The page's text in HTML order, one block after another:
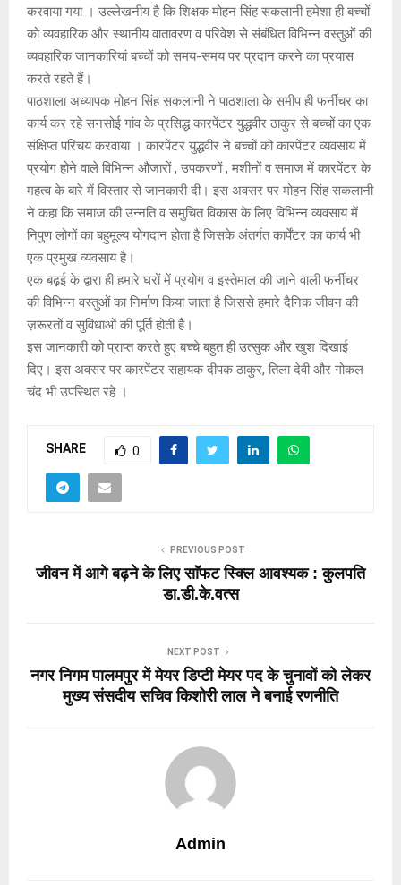
करवाया गया । उल्लेखनीय है कि शिक्षक मोहन सिंह सकलानी हमेशा ही बच्चों
को व्यवहारिक और स्थानीय वातावरण व परिवेश से संबंधित विभिन्न वस्तुओं की
व्यवहारिक जानकारियां बच्चों को समय-समय पर प्रदान करने का प्रयास
करते रहते हैं।
पाठशाला अध्यापक मोहन सिंह सकलानी ने पाठशाला के समीप ही फर्नीचर का
कार्य कर रहे सनसोई गांव के प्रसिद्ध कारपेंटर युद्धवीर ठाकुर से बच्चों का एक
संक्षिप्त परिचय करवाया । कारपेंटर युद्धवीर ने बच्चों को कारपेंटर व्यवसाय में
प्रयोग होने वाले विभिन्न औजारों , उपकरणों , मशीनों व समाज में कारपेंटर के
महत्व के बारे में विस्तार से जानकारी दी। इस अवसर पर मोहन सिंह सकलानी
ने कहा कि समाज की उन्नति व समुचित विकास के लिए विभिन्न व्यवसाय में
निपुण लोगों का बहुमूल्य योगदान होता है जिसके अंतर्गत कार्पेंटर का कार्य भी
एक प्रमुख व्यवसाय है।
एक बढ़ई के द्वारा ही हमारे घरों में प्रयोग व इस्तेमाल की जाने वाली फर्नीचर
की विभिन्न वस्तुओं का निर्माण किया जाता है जिससे हमारे दैनिक जीवन की
ज़रूरतों व सुविधाओं की पूर्ति होती है।
इस जानकारी को प्राप्त करते हुए बच्चे बहुत ही उत्सुक और खुश दिखाई
दिए। इस अवसर पर कारपेंटर सहायक दीपक ठाकुर, तिला देवी और गोकल
चंद भी उपस्थित रहे ।
SHARE 0
PREVIOUS POST
जीवन में आगे बढ़ने के लिए साॅफट स्क्लि आवश्यक : कुलपति
डा.डी.के.वत्स
NEXT POST
नगर निगम पालमपुर में मेयर डिप्टी मेयर पद के चुनावों को लेकर
मुख्य संसदीय सचिव किशोरी लाल ने बनाई रणनीति
Admin